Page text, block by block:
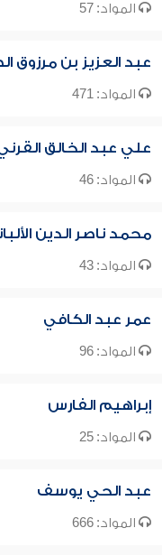
المواد: 57
عبد العزيز بن مرزوق
المواد: 471
علي عبد الخالق
المواد: 46
محمد ناصر الدين
المواد: 43
عمر عبد الكافي
المواد: 96
إبراهيم الفارس
المواد: 25
عبد الحي يوسف
المواد: 666